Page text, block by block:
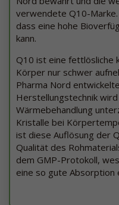
verwendete Q10-
dass eine hohe
kann.
Q10 ist eine fettlösliche
Körper nur schwer
Pharma Nord
Herstellungstechnik
Wärmebehandlung
Kristalle bei
ist diese Auflösung der
Qualität des
dem GMP-Protokoll,
eine so gute Absorption